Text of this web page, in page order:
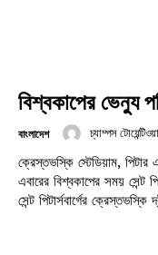
বিশ্বকাপের ভেন্যু
বাংলাদেশ চ্যাম্পস
ক্রেস্তভস্কি স্টেডিয়াম, পিটার
এবারের বিশ্বকাপের সময় সেন্ট
সেন্ট পিটার্সবার্গের ক্রেস্তভস্কি